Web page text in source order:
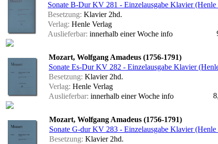
Sonate B-Dur KV 281 - Einzelausgabe Klavier (Henle
Besetzung: Klavier 2hd.
Verlag: Henle Verlag
Auslieferbar: innerhalb einer Woche info
Mozart, Wolfgang Amadeus (1756-1791)
Sonate Es-Dur KV 282 - Einzelausgabe Klavier
Besetzung: Klavier 2hd.
Verlag: Henle Verlag
Auslieferbar: innerhalb einer Woche info
Mozart, Wolfgang Amadeus (1756-1791)
Sonate G-dur KV 283 - Einzelausgabe Klavier (Henle
Besetzung: Klavier 2hd.